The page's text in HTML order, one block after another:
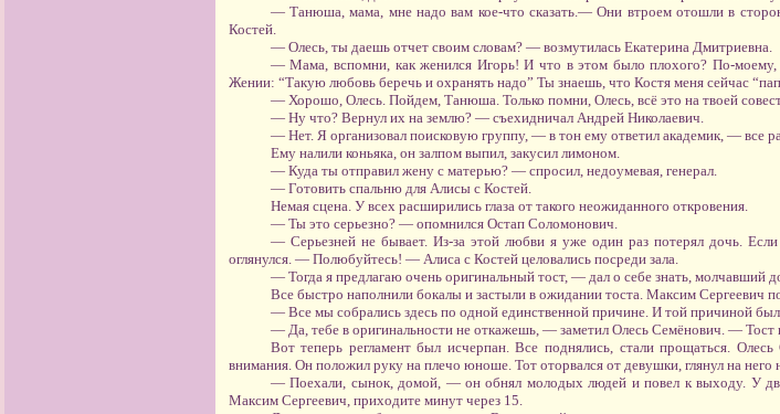
— Танюша, мама, мне надо вам кое-что сказать.— Они втроем отошли в
Костей.
— Олесь, ты даешь отчет своим словам? — возмутилась Екатерина Дмитриевна.
— Мама, вспомни, как женился Игорь! И что в этом было плохого? По-моему,
Жении: “Такую любовь беречь и охранять надо” Ты знаешь, что Костя меня сейчас
— Хорошо, Олесь. Пойдем, Танюша. Только помни, Олесь, всё это на твоей
— Ну что? Вернул их на землю? — съехидничал Андрей Николаевич.
— Нет. Я организовал поисковую группу, — в тон ему ответил академик, — все
Ему налили коньяка, он залпом выпил, закусил лимоном.
— Куда ты отправил жену с матерью? — спросил, недоумевая, генерал.
— Готовить спальню для Алисы с Костей.
Немая сцена. У всех расширились глаза от такого неожиданного откровения.
— Ты это серьезно? — опомнился Остап Соломонович.
— Серьезней не бывает. Из-за этой любви я уже один раз потерял дочь.
оглянулся. — Полюбуйтесь! — Алиса с Костей целовались посреди зала.
— Тогда я предлагаю очень оригинальный тост, — дал о себе знать, молчавший
Все быстро наполнили бокалы и застыли в ожидании тоста. Максим Сергеевич
— Все мы собрались здесь по одной единственной причине. И той причиной
— Да, тебе в оригинальности не откажешь, — заметил Олесь Семёнович. — Тост
Вот теперь регламент был исчерпан. Все поднялись, стали прощаться.
внимания. Он положил руку на плечо юноше. Тот оторвался от девушки, глянул на него
— Поехали, сынок, домой, — он обнял молодых людей и повел к выходу. У
Максим Сергеевич, приходите минут через 15.